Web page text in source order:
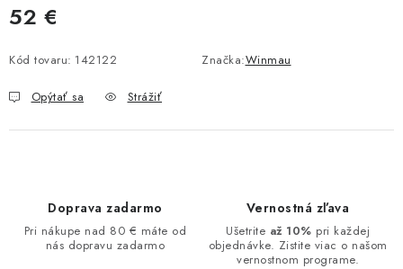
52 €
Kód tovaru: 142122 Značka:Winmau
Opýtať sa Strážiť
Doprava zadarmo
Pri nákupe nad 80 € máte od
nás dopravu zadarmo
Vernostná zľava
Ušetrite až 10% pri každej
objednávke. Zistite viac o našom
vernostnom programe.